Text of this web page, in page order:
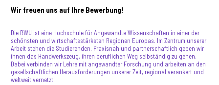
Wir freuen uns auf Ihre Bewerbung!
Die RWU ist eine Hochschule für Angewandte Wissenschaften in einer der
schönsten und wirtschaftsstärksten Regionen Europas. Im Zentrum unserer
Arbeit stehen die Studierenden. Praxisnah und partnerschaftlich geben wir
ihnen das Handwerkszeug, ihren beruflichen Weg selbständig zu gehen.
Dabei verbinden wir Lehre mit angewandter Forschung und arbeiten an den
gesellschaftlichen Herausforderungen unserer Zeit, regional verankert und
weltweit vernetzt!